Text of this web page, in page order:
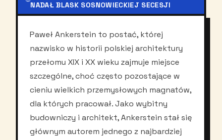
NADAŁ BLASK SOSNOWIECKIEJ SECESJI
Paweł Ankerstein to postać, której
nazwisko w historii polskiej architektury
przełomu XIX i XX wieku zajmuje miejsce
szczególne, choć często pozostające w
cieniu wielkich przemysłowych magnatów,
dla których pracował. Jako wybitny
budowniczy i architekt, Ankerstein stał się
głównym autorem jednego z najbardziej